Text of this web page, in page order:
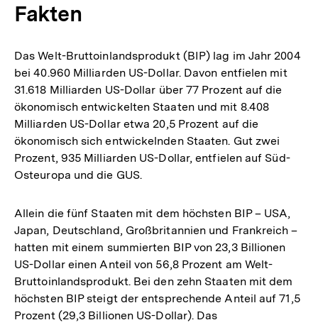
Fakten
Das Welt-Bruttoinlandsprodukt (BIP) lag im Jahr 2004
bei 40.960 Milliarden US-Dollar. Davon entfielen mit
31.618 Milliarden US-Dollar über 77 Prozent auf die
ökonomisch entwickelten Staaten und mit 8.408
Milliarden US-Dollar etwa 20,5 Prozent auf die
ökonomisch sich entwickelnden Staaten. Gut zwei
Prozent, 935 Milliarden US-Dollar, entfielen auf Süd-
Osteuropa und die GUS.
Allein die fünf Staaten mit dem höchsten BIP – USA,
Japan, Deutschland, Großbritannien und Frankreich –
hatten mit einem summierten BIP von 23,3 Billionen
US-Dollar einen Anteil von 56,8 Prozent am Welt-
Bruttoinlandsprodukt. Bei den zehn Staaten mit dem
höchsten BIP steigt der entsprechende Anteil auf 71,5
Prozent (29,3 Billionen US-Dollar). Das